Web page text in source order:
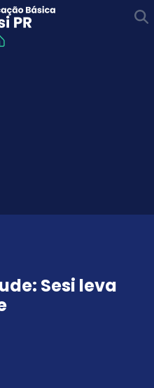
Sesi
Sesi leva